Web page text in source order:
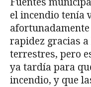
Fuentes
el incendio tenía
rapidez gracias
terrestres, pero
ya tardía para
incendio, y que